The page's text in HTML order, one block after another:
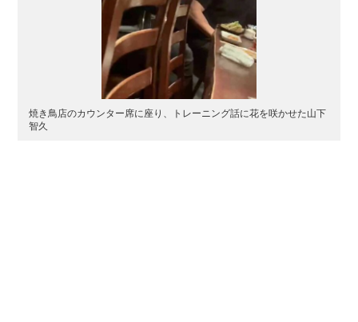
焼き鳥店のカウンター席に座り、トレーニング話に花を咲かせた山下
智久